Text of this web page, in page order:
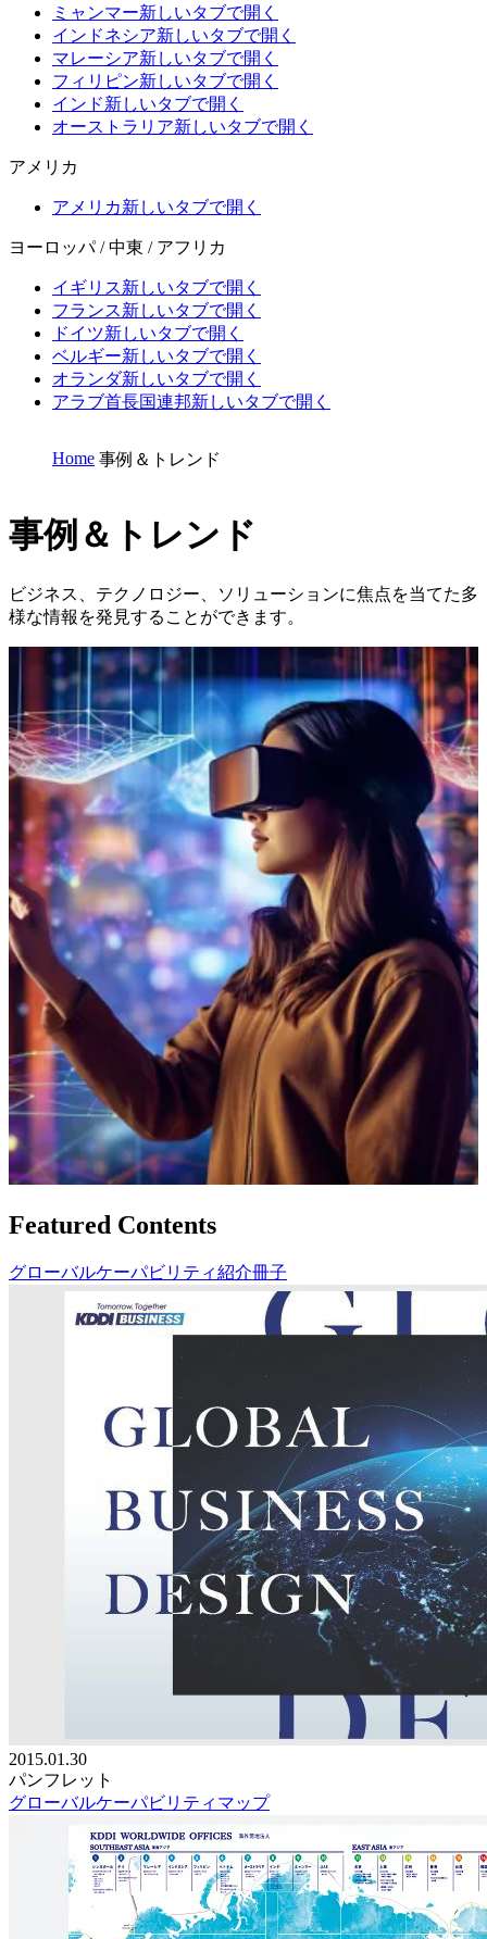
ミャンマー新しいタブで開く
インドネシア新しいタブで開く
マレーシア新しいタブで開く
フィリピン新しいタブで開く
インド新しいタブで開く
オーストラリア新しいタブで開く
アメリカ
アメリカ新しいタブで開く
ヨーロッパ / 中東 / アフリカ
イギリス新しいタブで開く
フランス新しいタブで開く
ドイツ新しいタブで開く
ベルギー新しいタブで開く
オランダ新しいタブで開く
アラブ首長国連邦新しいタブで開く
Home 事例＆トレンド
事例＆トレンド
ビジネス、テクノロジー、ソリューションに焦点を当てた多
様な情報を発見することができます。
Featured Contents
グローバルケーパビリティ紹介冊子
2015.01.30
パンフレット
グローバルケーパビリティマップ